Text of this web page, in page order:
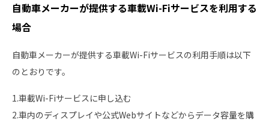
自動車メーカーが提供する車載Wi-Fiサービスを利用する
場合
自動車メーカーが提供する車載Wi-Fiサービスの利用手順は以下
のとおりです。
1.車載Wi-Fiサービスに申し込む
2.車内のディスプレイや公式Webサイトなどからデータ容量を購